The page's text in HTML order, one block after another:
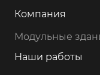
Компания
Модульные
Наши работы